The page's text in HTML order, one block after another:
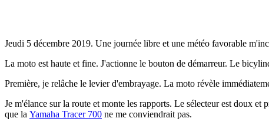
Jeudi 5 décembre 2019. Une journée libre et une météo favorable
La moto est haute et fine. J'actionne le bouton de démarreur. Le
Première, je relâche le levier d'embrayage. La moto révèle
Je m'élance sur la route et monte les rapports. Le sélecteur est doux
que la Yamaha Tracer 700 ne me conviendrait pas.